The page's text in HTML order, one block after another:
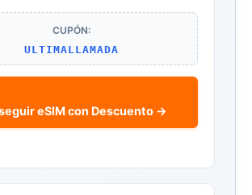
CUPÓN:
ULTIMALLAMADA
eSIM con Descuento →